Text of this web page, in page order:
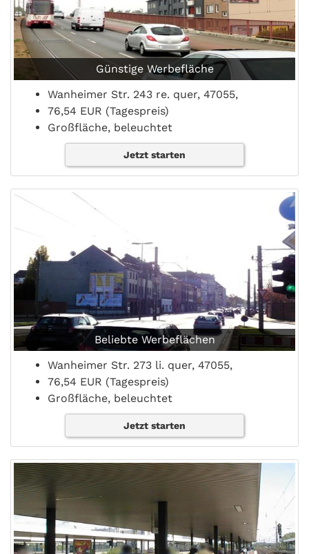
Günstige Werbefläche
Wanheimer Str. 243 re. quer, 47055,
76,54 EUR (Tagespreis)
Großfläche, beleuchtet
Jetzt starten
Beliebte Werbeflächen
Wanheimer Str. 273 li. quer, 47055,
76,54 EUR (Tagespreis)
Großfläche, beleuchtet
Jetzt starten